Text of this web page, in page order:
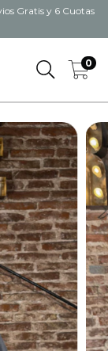
Gratis y 6 Cuotas
0